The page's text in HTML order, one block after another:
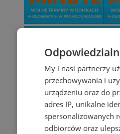
My i nasi partnerzy
przechowywania i
urządzeniu oraz do
adres IP, unikalne
spersonalizowanych
odbiorców oraz